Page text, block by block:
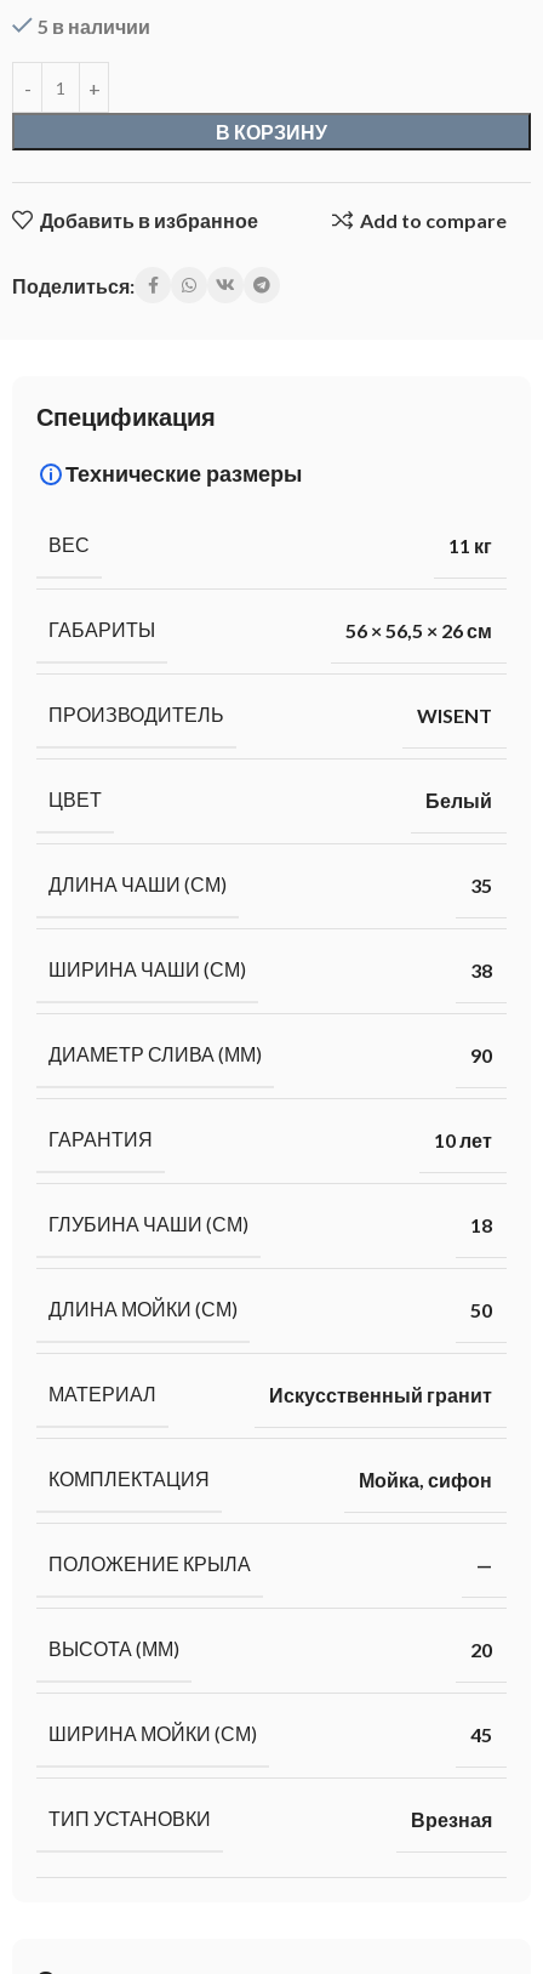
5 в наличии
В КОРЗИНУ
Добавить в избранное Add to compare
Поделиться:
Спецификация
Технические размеры
ВЕС 11 кг
ГАБАРИТЫ 56 × 56,5 × 26 см
ПРОИЗВОДИТЕЛЬ WISENT
ЦВЕТ Белый
ДЛИНА ЧАШИ (СМ) 35
ШИРИНА ЧАШИ (СМ) 38
ДИАМЕТР СЛИВА (ММ) 90
ГАРАНТИЯ 10 лет
ГЛУБИНА ЧАШИ (СМ) 18
ДЛИНА МОЙКИ (СМ) 50
МАТЕРИАЛ Искусственный гранит
КОМПЛЕКТАЦИЯ Мойка, сифон
ПОЛОЖЕНИЕ КРЫЛА —
ВЫСОТА (ММ) 20
ШИРИНА МОЙКИ (СМ) 45
ТИП УСТАНОВКИ Врезная